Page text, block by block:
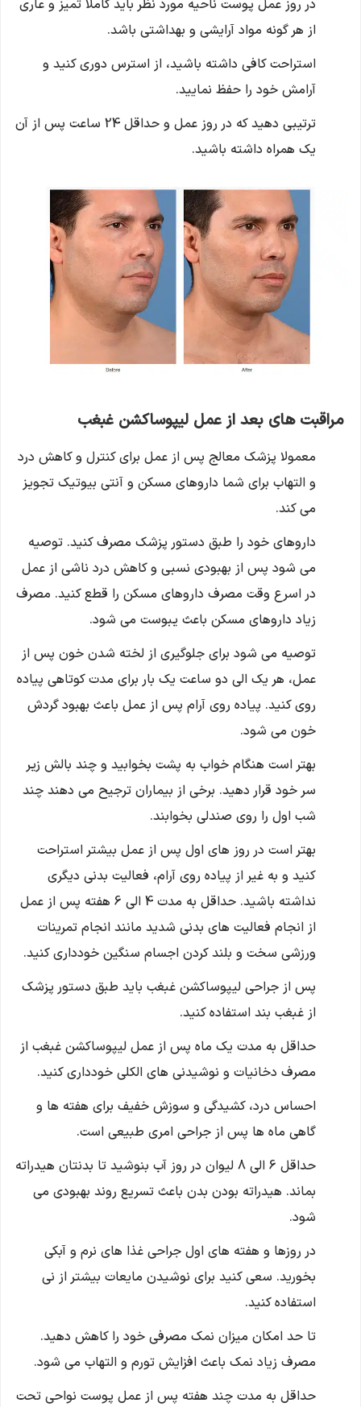
در روز عمل پوست ناحیه مورد نظر باید کاملا تمیز و عاری
از هر گونه مواد آرایشی و بهداشتی باشد.
استراحت کافی داشته باشید، از استرس دوری کنید و
آرامش خود را حفظ نمایید.
ترتیبی دهید که در روز عمل و حداقل 24 ساعت پس از آن
یک همراه داشته باشید.
مراقبت های بعد از عمل لیپوساکشن غبغب
معمولا پزشک معالج پس از عمل برای کنترل و کاهش درد
و التهاب برای شما داروهای مسکن و آنتی بیوتیک تجویز
می کند.
داروهای خود را طبق دستور پزشک مصرف کنید. توصیه
می شود پس از بهبودی نسبی و کاهش درد ناشی از عمل
در اسرع وقت مصرف داروهای مسکن را قطع کنید. مصرف
زیاد داروهای مسکن باعث یبوست می شود.
توصیه می شود برای جلوگیری از لخته شدن خون پس از
عمل، هر یک الی دو ساعت یک بار برای مدت کوتاهی پیاده
روی کنید. پیاده روی آرام پس از عمل باعث بهبود گردش
خون می شود.
بهتر است هنگام خواب به پشت بخوابید و چند بالش زیر
سر خود قرار دهید. برخی از بیماران ترجیح می دهند چند
شب اول را روی صندلی بخوابند.
بهتر است در روز های اول پس از عمل بیشتر استراحت
کنید و به غیر از پیاده روی آرام، فعالیت بدنی دیگری
نداشته باشید. حداقل به مدت 4 الی 6 هفته پس از عمل
از انجام فعالیت های بدنی شدید مانند انجام تمرینات
ورزشی سخت و بلند کردن اجسام سنگین خودداری کنید.
پس از جراحی لیپوساکشن غبغب باید طبق دستور پزشک
از غبغب بند استفاده کنید.
حداقل به مدت یک ماه پس از عمل لیپوساکشن غبغب از
مصرف دخانیات و نوشیدنی های الکلی خودداری کنید.
احساس درد، کشیدگی و سوزش خفیف برای هفته ها و
گاهی ماه ها پس از جراحی امری طبیعی است.
حداقل 6 الی 8 لیوان در روز آب بنوشید تا بدنتان هیدراته
بماند. هیدراته بودن بدن باعث تسریع روند بهبودی می
شود.
در روزها و هفته های اول جراحی غذا های نرم و آبکی
بخورید. سعی کنید برای نوشیدن مایعات بیشتر از نی
استفاده کنید.
تا حد امکان میزان نمک مصرفی خود را کاهش دهید.
مصرف زیاد نمک باعث افزایش تورم و التهاب می شود.
حداقل به مدت چند هفته پس از عمل پوست نواحی تحت